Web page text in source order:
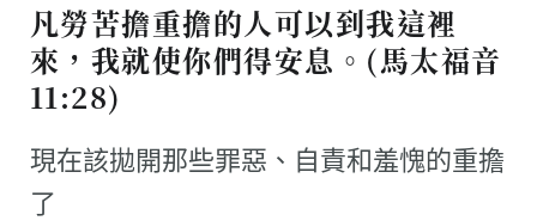
凡勞苦擔重擔的人可以到我這裡
來，我就使你們得安息。(馬太福音
11:28)
現在該拋開那些罪惡、自責和羞愧的重擔
了